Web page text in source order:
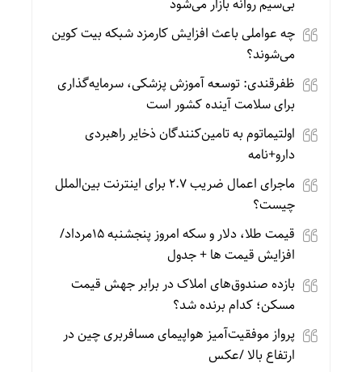
چه عواملی باعث افزایش کارمزد شبکه بیت کوین
می‌شوند؟
ظفرقندی: توسعه آموزش پزشکی، سرمایه‌گذاری
برای سلامت آینده کشور است
اولتیماتوم به تامین‌کنندگان ذخایر راهبردی
دارو+نامه
ماجرای اعمال ضریب ۲.۷ برای اینترنت بین‌الملل
چیست؟
قیمت طلا، دلار و سکه امروز پنجشنبه 15مرداد/
افزایش قیمت ها + جدول
بازده صندوق‌های املاک در برابر جهش قیمت
مسکن؛ کدام برنده شد؟
پرواز موفقیت‌آمیز هواپیمای مسافربری چین در
ارتفاع بالا /عکس